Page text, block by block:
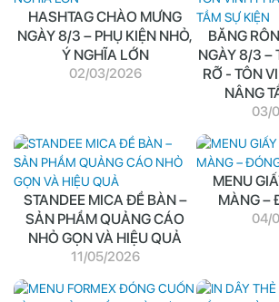
HASHTAG CHÀO MƯNG
NGÀY 8/3 – PHỤ KIỆN NHỎ,
Ý NGHĨA LỚN
02/03/2026
BĂNG
NGÀY 8/3 –
RỠ - TÔN
NÂNG
03/
STANDEE MICA ĐỂ BÀN –
SẢN PHẨM QUẢNG CÁO
NHỎ GỌN VÀ HIỆU QUẢ
11/05/2026
MENU
MÀNG –
04/